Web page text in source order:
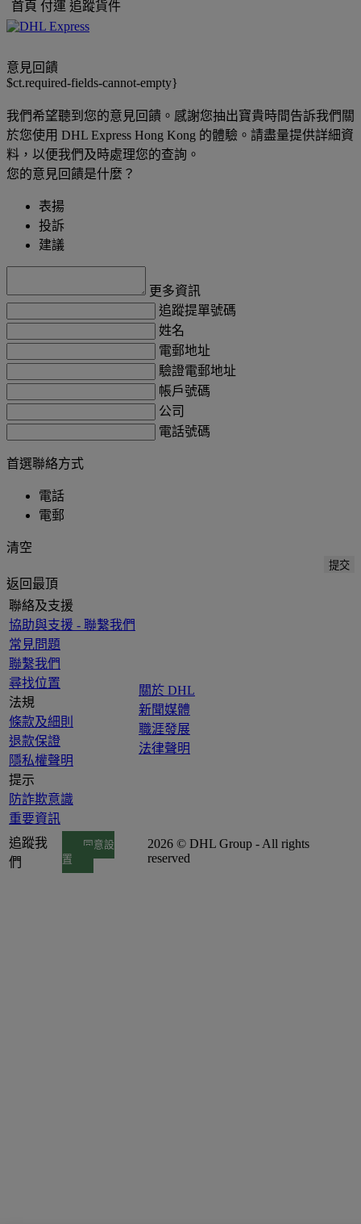
首頁 付運 追蹤貨件
意見回饋
$ct.required-fields-cannot-empty}
我們希望聽到您的意見回饋。感謝您抽出寶貴時間告訴我們關
於您使用 DHL Express Hong Kong 的體驗。請盡量提供詳細資
料，以便我們及時處理您的查詢。
您的意見回饋是什麼？
表揚
投訴
建議
更多資訊
追蹤提單號碼
姓名
電郵地址
驗證電郵地址
帳戶號碼
公司
電話號碼
首選聯絡方式
電話
電郵
清空
提交
返回最頂
聯絡及支援
協助與支援 - 聯繫我們
常見問題
聯繫我們
尋找位置
法規
條款及細則
退款保證
隱私權聲明
提示
防詐欺意識
重要資訊
關於 DHL
新聞媒體
職涯發展
法律聲明
追蹤我
們
同意設
置
2026 © DHL Group - All rights
reserved